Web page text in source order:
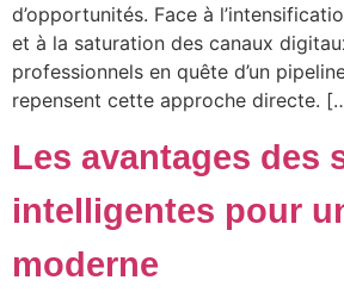
d’opportunités. Face à
et à la saturation des canaux
professionnels en quête d’un
repensent cette approche directe.
Les avantages des
intelligentes pour
moderne